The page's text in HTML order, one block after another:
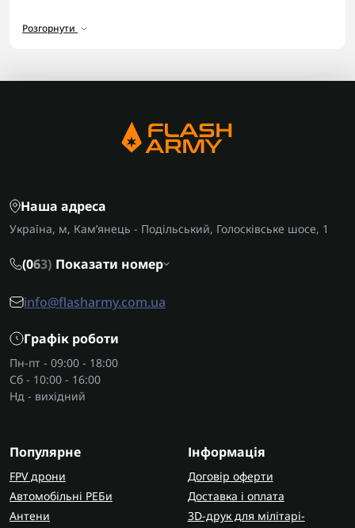
квадрокоптери,
спостереження чи коригування, підібрати ФПВ
модернізації. Асортимент постійно оновлюється,
щоб відповідати реальним потребам військових
детекторів, комплектуючих
Дрони використовують для розвідки, фіксації
позицій противника та виконання спеціальних
дозволяє вчасно виявити загрозу та зреагувати, а
навігації безпілотників. Тому багато підрозділів
обирають комплексний підхід, поєднуючи FPV
дрони,
дрон детектори
FlashArmy ці рішення зібрані в одному місці, що
Як правильно вибрати дрони, РЕБи,
дрон детектори, комплектуючі?
Перед тим як купити РЕБ або безпілотник, варто
розуміти умови використання. Для мобільних
Розгорнути
Наша адреса
Україна, м, Кам’янець - Подільський, Голосківське шосе, 1
(063) Показати номер
info@flasharmy.com.ua
Графік роботи
Пн-пт - 09:00 - 18:00
Сб - 10:00 - 16:00
Нд - вихідний
Популярне
FPV дрони
Автомобільні РЕБи
Антени
Інформація
Договір оферти
Доставка і оплата
3D-друк для мілітарі-